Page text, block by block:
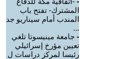
المشترك- تفتح باب
المندب أمام سيناريو جد
...
- جامعة مينيسوتا تلغي
تعيين مؤرخ إسرائيلي
رئيسا لمركز دراسات ل